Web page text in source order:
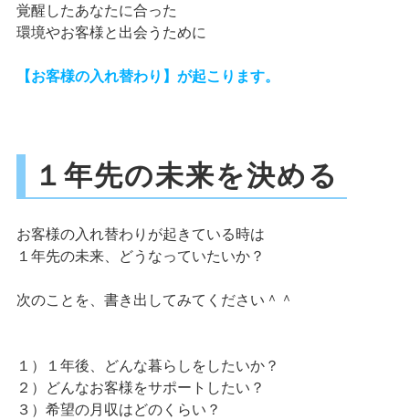
覚醒したあなたに合った
環境やお客様と出会うために
【お客様の入れ替わり】が起こります。
１年先の未来を決める
お客様の入れ替わりが起きている時は
１年先の未来、どうなっていたいか？
次のことを、書き出してみてください＾＾
１）１年後、どんな暮らしをしたいか？
２）どんなお客様をサポートしたい？
３）希望の月収はどのくらい？